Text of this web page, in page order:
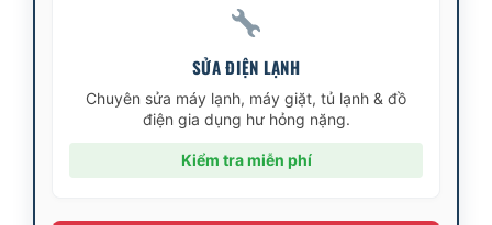
SỬA ĐIỆN LẠNH
Chuyên sửa máy lạnh, máy giặt, tủ lạnh & đồ
điện gia dụng hư hỏng nặng.
Kiểm tra miễn phí